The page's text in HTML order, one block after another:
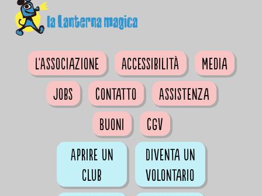
L'Associazione Accessibilità
Media
Jobs
Contatto
Assistenza
Buoni
CGV
Aprire un
club
Diventa un
volontario